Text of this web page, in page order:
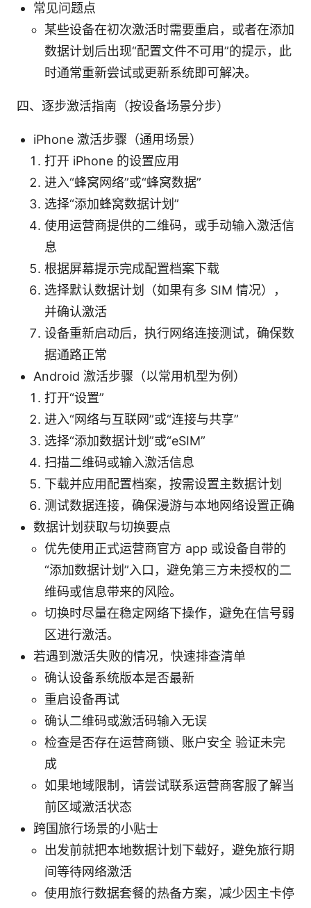
常见问题点
某些设备在初次激活时需要重启，或者在添加
数据计划后出现“配置文件不可用”的提示，此
时通常重新尝试或更新系统即可解决。
四、逐步激活指南（按设备场景分步）
iPhone 激活步骤（通用场景）
打开 iPhone 的设置应用
进入“蜂窝网络”或“蜂窝数据”
选择“添加蜂窝数据计划”
使用运营商提供的二维码，或手动输入激活信
息
根据屏幕提示完成配置档案下载
选择默认数据计划（如果有多 SIM 情况），
并确认激活
设备重新启动后，执行网络连接测试，确保数
据通路正常
Android 激活步骤（以常用机型为例）
打开“设置”
进入“网络与互联网”或“连接与共享”
选择“添加数据计划”或“eSIM”
扫描二维码或输入激活信息
下载并应用配置档案，按需设置主数据计划
测试数据连接，确保漫游与本地网络设置正确
数据计划获取与切换要点
优先使用正式运营商官方 app 或设备自带的
“添加数据计划”入口，避免第三方未授权的二
维码或信息带来的风险。
切换时尽量在稳定网络下操作，避免在信号弱
区进行激活。
若遇到激活失败的情况，快速排查清单
确认设备系统版本是否最新
重启设备再试
确认二维码或激活码输入无误
检查是否存在运营商锁、账户安全 验证未完
成
如果地域限制，请尝试联系运营商客服了解当
前区域激活状态
跨国旅行场景的小贴士
出发前就把本地数据计划下载好，避免旅行期
间等待网络激活
使用旅行数据套餐的热备方案，减少因主卡停